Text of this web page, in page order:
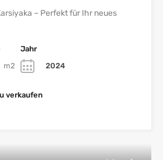
– Perfekt für Ihr neues
m2
Jahr
2024
verkaufen